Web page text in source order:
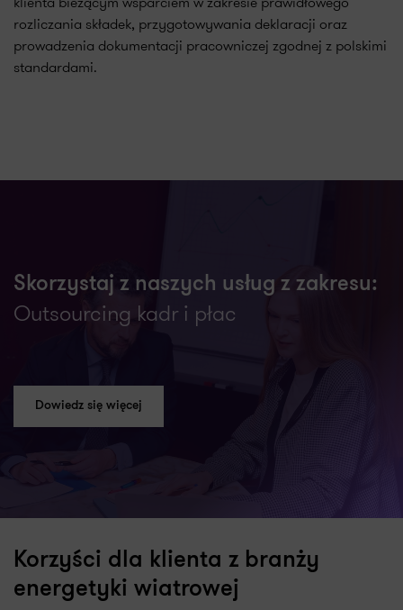
rozliczania składek, przygotowywania deklaracji oraz
prowadzenia dokumentacji pracowniczej zgodnej z polskimi
standardami.
Skorzystaj z naszych usług z zakresu:
Outsourcing kadr i płac
Dowiedz się więcej
Korzyści dla klienta z branży
energetyki wiatrowej